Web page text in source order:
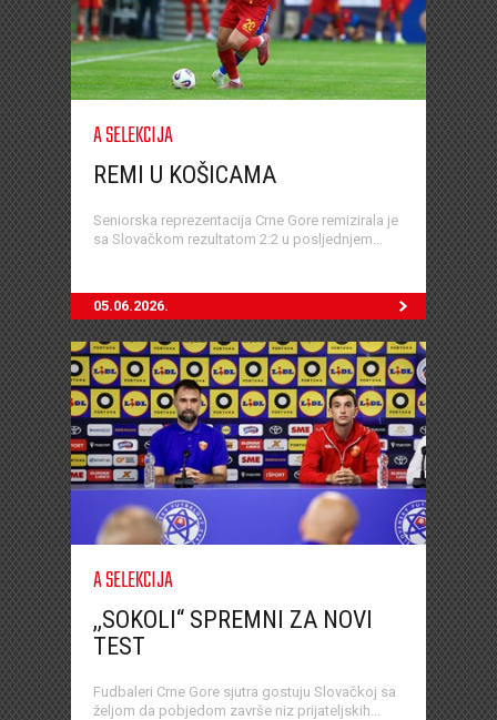
A SELEKCIJA
REMI U KOŠICAMA
Seniorska reprezentacija Crne Gore remizirala je
sa Slovačkom rezultatom 2:2 u posljednjem...
05.06.2026.
A SELEKCIJA
,,SOKOLI“ SPREMNI ZA NOVI
TEST
Fudbaleri Crne Gore sjutra gostuju Slovačkoj sa
željom da pobjedom završe niz prijateljskih...